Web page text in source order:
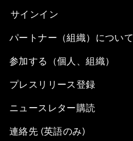
サインイン
パートナー（組織）について
参加する（個人、組織）
プレスリリース登録
ニュースレター購読
連絡先 (英語のみ)